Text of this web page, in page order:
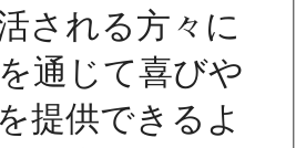
される方々に
通じて喜びや
提供できるよ